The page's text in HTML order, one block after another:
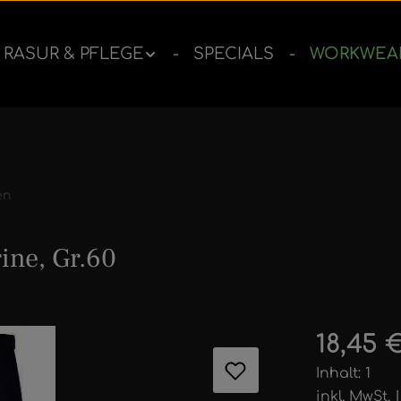
RASUR & PFLEGE SPECIALS
Gr.60
Regulärer
18,45
Inhalt: 1
inkl.